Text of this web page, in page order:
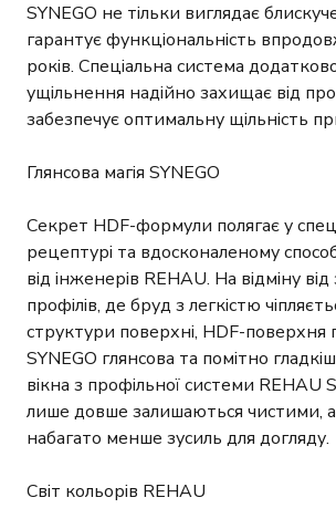
SYNEGO не тільки виглядає
гарантує функціональність
років. Спеціальна система
ущільнення надійно захищає від
забезпечує оптимальну щільність
Глянсова магія SYNEGO
Секрет HDF-формули полягає у
рецептурі та вдосконаленому
від інженерів REHAU. На відміну
профілів, де бруд з легкістю
структури поверхні, HDF-поверхня
SYNEGO глянсова та помітно
вікна з профільної системи REHAU
лише довше залишаються чистими,
набагато менше зусиль для догляду.
Світ кольорів REHAU